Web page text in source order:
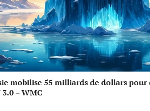
mobilise 55 milliards de dollars pour
– WMC